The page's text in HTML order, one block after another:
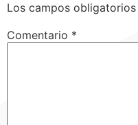
Los campos
Comentario *